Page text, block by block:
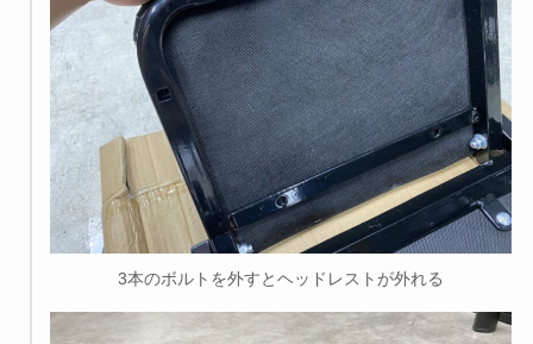
3本のボルトを外すとヘッドレストが外れる